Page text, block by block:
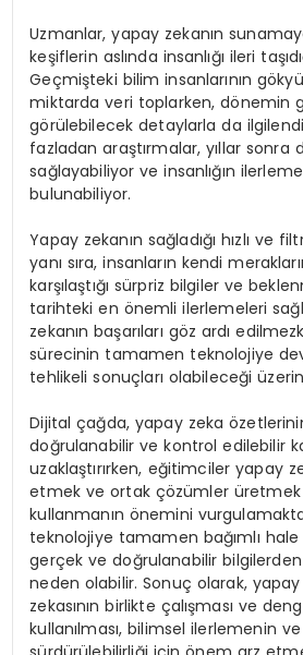
Uzmanlar, yapay zekanın
keşiflerin aslında insanlığı ileri
Geçmişteki bilim insanlarının
miktarda veri toplarken, dönemin
görülebilecek detaylarla da
fazladan araştırmalar, yıllar sonra
sağlayabiliyor ve insanlığın
bulunabiliyor.
Yapay zekanın sağladığı hızlı ve
yanı sıra, insanların kendi
karşılaştığı sürpriz bilgiler ve
tarihteki en önemli ilerlemeleri
zekanın başarıları göz ardı
sürecinin tamamen teknolojiye
tehlikeli sonuçları olabileceği
Dijital çağda, yapay zeka
doğrulanabilir ve kontrol edilebilir
uzaklaştırırken, eğitimciler yapay
etmek ve ortak çözümler üretmek
kullanmanın önemini
teknolojiye tamamen bağımlı hale
gerçek ve doğrulanabilir bilgilerden
neden olabilir. Sonuç olarak,
zekasının birlikte çalışması ve
kullanılması, bilimsel ilerlemenin